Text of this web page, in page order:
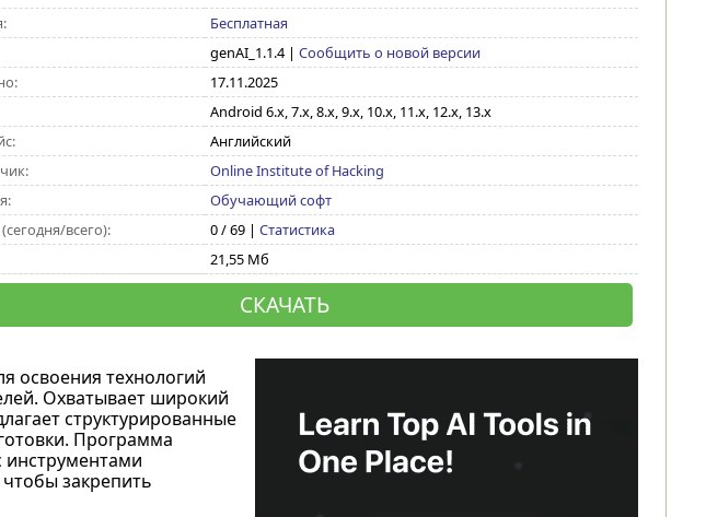
Бесплатная
genAI_1.1.4| Сообщить о новой версии
17.11.2025
Android 6.x, 7.x, 8.x, 9.x, 10.x, 11.x, 12.x, 13.x
Английский
Online Institute of Hacking
Обучающий софт
всего):
0 / 69 | Статистика
21,55 Мб
СКАЧАТЬ
технологий
Охватывает широкий
структурированные
Программа
инструментами
закрепить